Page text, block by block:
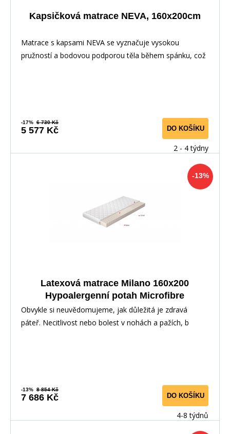
Kapsičková matrace NEVA, 160x200cm
Matrace s kapsami NEVA se vyznačuje vysokou
pružností a bodovou podporou těla během spánku, což
-17% 6 730 Kč
5 577 Kč DO KOŠÍKU
2 - 4 týdny
-13%
Latexová matrace Milano 160x200
Hypoalergenní potah Microfibre
Obvykle si neuvědomujeme, jak důležitá je zdravá
páteř. Necitlivost nebo bolest v nohách a pažích, b
-13% 8 854 Kč
7 686 Kč DO KOŠÍKU
4-8 týdnů